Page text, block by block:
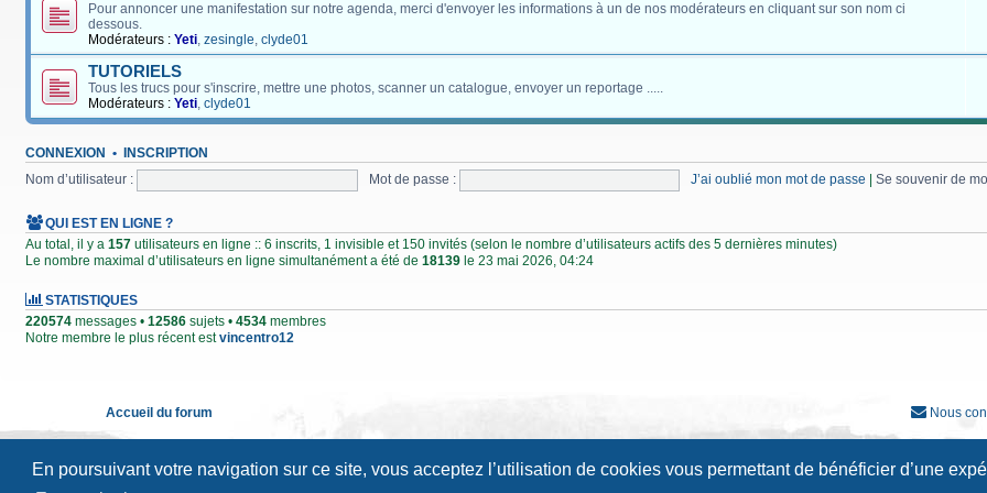
En poursuivant votre navigation sur ce site, vous acceptez l’utilisation de cookies vous permettant de bénéficier d’une
Pour annoncer une manifestation sur notre agenda, merci d'envoyer les informations à un de nos modérateurs en cliquant sur son nom ci
dessous.
Modérateurs : Yeti, zesingle, clyde01
TUTORIELS
Tous les trucs pour s'inscrire, mettre une photos, scanner un catalogue, envoyer un reportage .....
Modérateurs : Yeti, clyde01
CONNEXION • INSCRIPTION
Nom d’utilisateur : Mot de passe : J’ai oublié mon mot de passe Se souvenir de
QUI EST EN LIGNE ?
Au total, il y a 157 utilisateurs en ligne :: 6 inscrits, 1 invisible et 150 invités (selon le nombre d’utilisateurs actifs des 5 dernières minutes)
Le nombre maximal d’utilisateurs en ligne simultanément a été de 18139 le 23 mai 2026, 04:24
STATISTIQUES
220574 messages • 12586 sujets • 4534 membres
Notre membre le plus récent estvincentro12
Accueil du forum Nous
Traduction française officielle©Qiaeru